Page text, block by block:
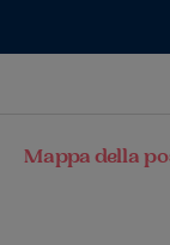
Mappa della